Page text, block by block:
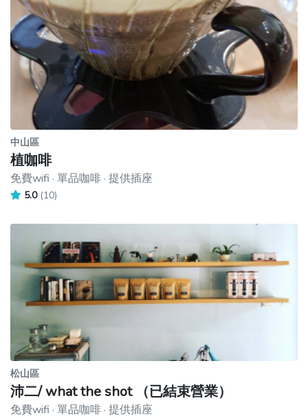
中山區
植咖啡
免費wifi · 單品咖啡 · 提供插座
5.0 (10)
松山區
沛二/ what the shot （已結束營業）
免費wifi · 單品咖啡 · 提供插座